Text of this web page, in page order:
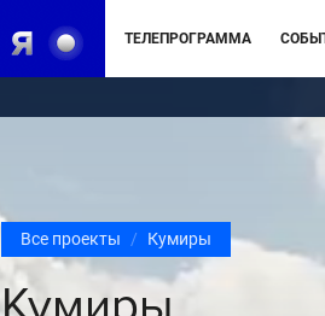
ТЕЛЕПРОГРАММА
Все проекты Кумиры